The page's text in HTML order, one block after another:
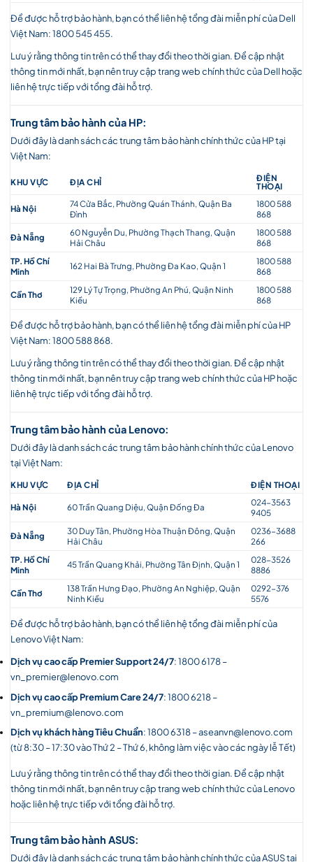
Để được hỗ trợ bảo hành, bạn có thể liên hệ tổng đài miễn phí của Dell
Việt Nam: 1800 545 455.
Lưu ý rằng thông tin trên có thể thay đổi theo thời gian. Để cập nhật
thông tin mới nhất, bạn nên truy cập trang web chính thức của Dell hoặc
liên hệ trực tiếp với tổng đài hỗ trợ.
Trung tâm bảo hành của HP:
Dưới đây là danh sách các trung tâm bảo hành chính thức của HP tại
Việt Nam:
KHU VỰC ĐỊA CHỈ
ĐIỆN
THOẠI
Hà Nội
74 Cửa Bắc, Phường Quán Thánh, Quận Ba
Đình
1800 588
868
Đà Nẵng
60 Nguyễn Du, Phường Thạch Thang, Quận
Hải Châu
1800 588
868
TP. Hồ Chí
Minh
162 Hai Bà Trưng, Phường Đa Kao, Quận 1
1800 588
868
Cần Thơ
129 Lý Tự Trọng, Phường An Phú, Quận Ninh
Kiều
1800 588
868
Để được hỗ trợ bảo hành, bạn có thể liên hệ tổng đài miễn phí của HP
Việt Nam: 1800 588 868.
Lưu ý rằng thông tin trên có thể thay đổi theo thời gian. Để cập nhật
thông tin mới nhất, bạn nên truy cập trang web chính thức của HP hoặc
liên hệ trực tiếp với tổng đài hỗ trợ.
Trung tâm bảo hành của Lenovo:
Dưới đây là danh sách các trung tâm bảo hành chính thức của Lenovo
tại Việt Nam:
KHU VỰC ĐỊA CHỈ ĐIỆN THOẠI
Hà Nội 60 Trần Quang Diệu, Quận Đống Đa
024-3563
9405
Đà Nẵng
30 Duy Tân, Phường Hòa Thuận Đông, Quận
Hải Châu
0236-3688
266
TP. Hồ Chí
Minh
45 Trần Quang Khải, Phường Tân Định, Quận 1
028-3526
8886
Cần Thơ
138 Trần Hưng Đạo, Phường An Nghiệp, Quận
Ninh Kiều
0292-376
5576
Để được hỗ trợ bảo hành, bạn có thể liên hệ tổng đài miễn phí của
Lenovo Việt Nam:
Dịch vụ cao cấp Premier Support 24/7: 1800 6178 –
vn_premier@lenovo.com
Dịch vụ cao cấp Premium Care 24/7: 1800 6218 –
vn_premium@lenovo.com
Dịch vụ khách hàng Tiêu Chuẩn: 1800 6318 –aseanvn@lenovo.com
(từ 8:30 – 17:30 vào Thứ 2 – Thứ 6, không làm việc vào các ngày lễ Tết)
Lưu ý rằng thông tin trên có thể thay đổi theo thời gian. Để cập nhật
thông tin mới nhất, bạn nên truy cập trang web chính thức của Lenovo
hoặc liên hệ trực tiếp với tổng đài hỗ trợ.
Trung tâm bảo hành ASUS:
Dưới đây là danh sách các trung tâm bảo hành chính thức của ASUS tại